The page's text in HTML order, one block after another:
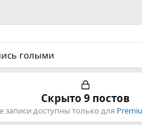
голыми
Скрыто 9 постов
записи доступны только для